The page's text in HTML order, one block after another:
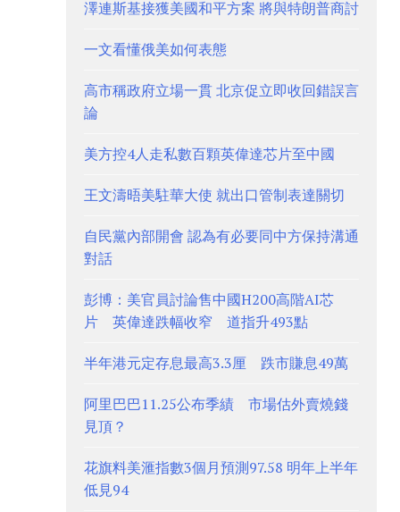
澤連斯基接獲美國和平方案 將與特朗普商討
一文看懂俄美如何表態
高市稱政府立場一貫 北京促立即收回錯誤言
論
美方控4人走私數百顆英偉達芯片至中國
王文濤晤美駐華大使 就出口管制表達關切
自民黨內部開會 認為有必要同中方保持溝通
對話
彭博：美官員討論售中國H200高階AI芯
片 英偉達跌幅收窄 道指升493點
半年港元定存息最高3.3厘 跌市賺息49萬
阿里巴巴11.25公布季績 市場估外賣燒錢
見頂？
花旗料美滙指數3個月預測97.58 明年上半年
低見94